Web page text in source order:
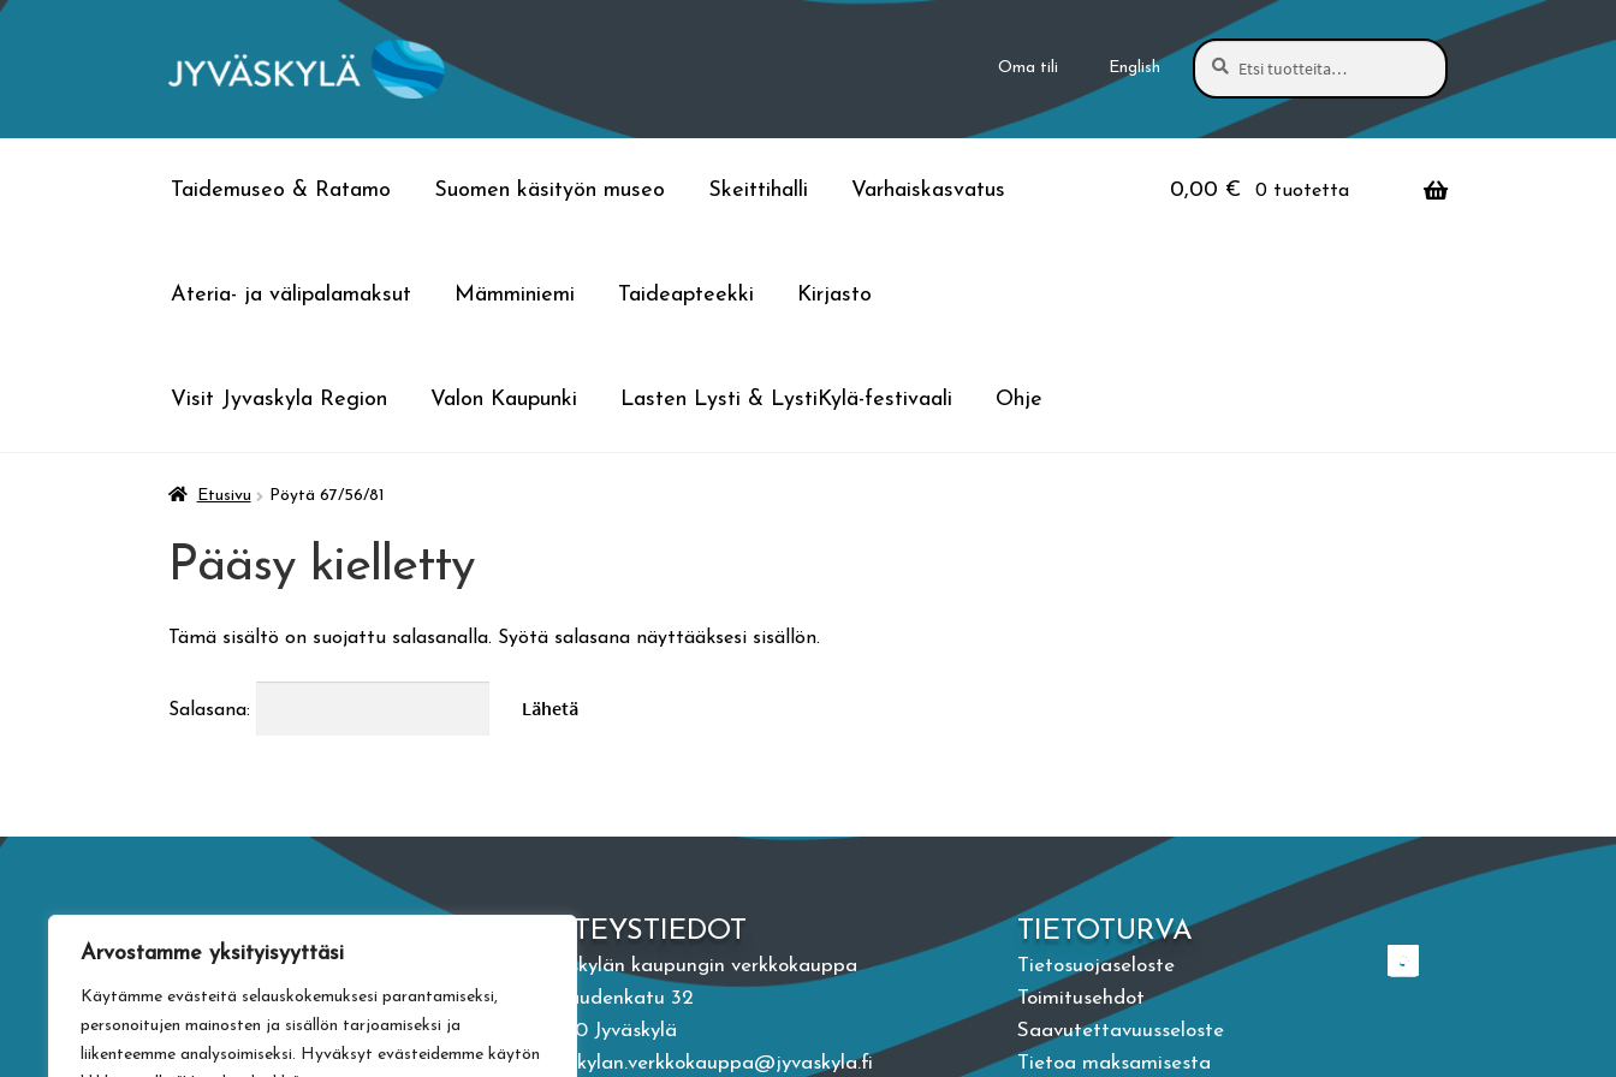
Arvostamme yksityisyyttäsi
Käytämme evästeitä selauskokemuksesi parantamiseksi,
personoitujen mainosten ja sisällön tarjoamiseksi ja
liikenteemme analysoimiseksi. Hyväksyt evästeidemme käytön
Siirry
Siirry
Oma tili English
Etsi:
Haku
Taidemuseo & Ratamo Suomen käsityön museo Skeittihalli Varhaiskasvatus
Ateria- ja välipalamaksut Mämminiemi Taideapteekki Kirjasto
Visit Jyvaskyla Region Valon Kaupunki Lasten Lysti & LystiKylä-festivaali Ohje
0,00 € 0 tuotetta
Etusivu Pöytä 67/56/81
Pääsy kielletty
Tämä sisältö on suojattu salasanalla. Syötä salasana näyttääksesi sisällön.
Salasana:
YHTEYSTIEDOT
Jyväskylän kaupungin verkkokauppa
Vapaudenkatu 32
40100 Jyväskylä
jyvaskylan.verkkokauppa@jyvaskyla.fi
TIETOTURVA
Tietosuojaseloste
Toimitusehdot
Saavutettavuusseloste
Tietoa maksamisesta